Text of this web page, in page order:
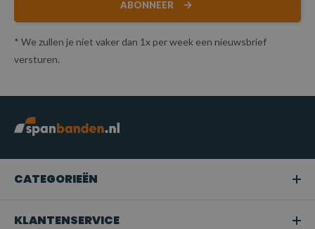
ABONNEER
* We zullen je niet vaker dan 1x per week een nieuwsbrief
versturen.
CATEGORIEËN
KLANTENSERVICE